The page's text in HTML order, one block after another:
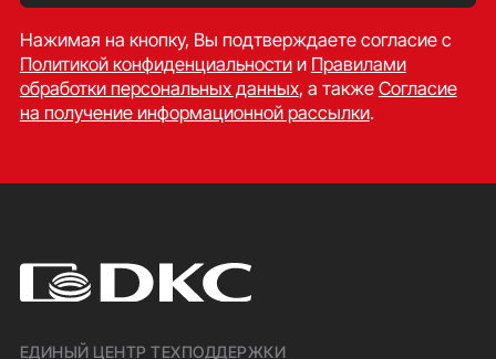
АВР: 3 в 2 с
секционированием
резервирование
Нажимая на кнопку, Вы подтверждаете согласие c
Политикой конфиденциальностии Правилами
обработки персональных данных, а также Согласие
на получение информационной рассылки.
ЕДИНЫЙ ЦЕНТР ТЕХПОДДЕРЖКИ